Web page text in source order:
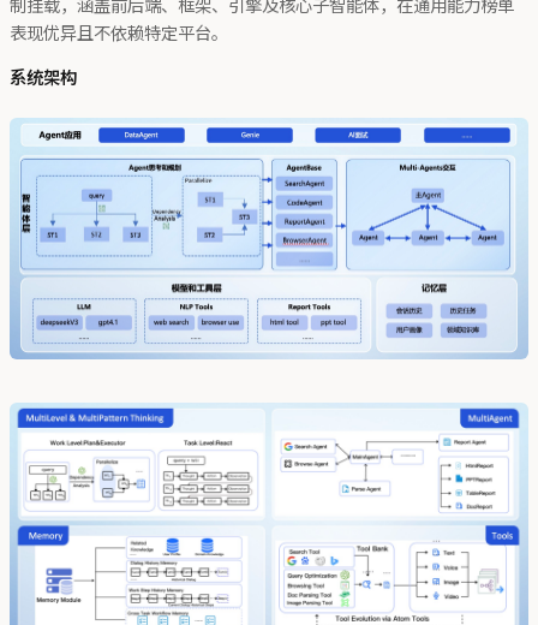
表现优异且不依赖特定平台。
系统架构